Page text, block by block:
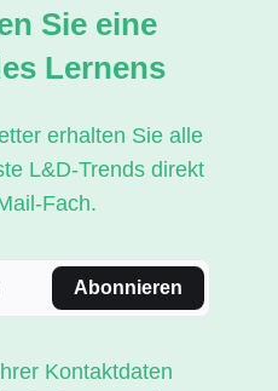
Sie eine
Lernens
erhalten Sie alle
L&D-Trends direkt
Fach.
Abonnieren
Kontaktdaten